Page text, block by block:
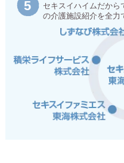
セキスイハイムだから
の介護施設紹介を全力